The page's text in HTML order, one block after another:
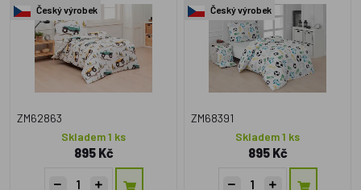
Český výrobek
ZM62863
Skladem 1 ks
895 Kč
Český výrobek
ZM68391
Skladem 1 ks
895 Kč